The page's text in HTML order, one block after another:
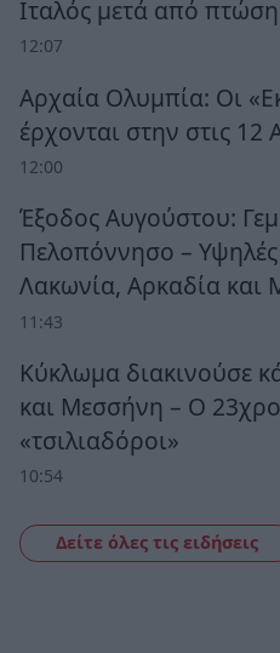
Ιταλός μετά από
12:07
Αρχαία Ολυμπία: Οι
έρχονται στην στις
12:00
Έξοδος Αυγούστου:
Πελοπόννησο –
Λακωνία, Αρκαδία και
11:43
Κύκλωμα διακινούσε
και Μεσσήνη – Ο
«τσιλιαδόροι»
10:54
Δείτε όλες τις ειδήσεις